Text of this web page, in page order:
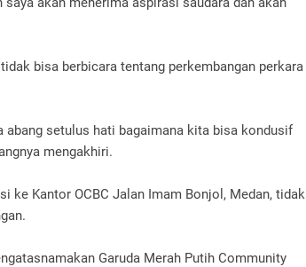
bisa berbicara tentang perkembangan perkara
abang setulus hati bagaimana kita bisa kondusif
mengakhiri.
ke Kantor OCBC Jalan Imam Bonjol, Medan, tidak
Garuda Merah Putih Community